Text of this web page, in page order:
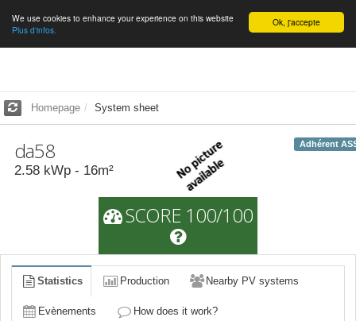
English Ok, j'accepte
We use cookies to enhance your experience on this website
Plus d'infos.
Homepage System sheet
da58
2.58 kWp - 16m²
Adhérent
SCORE 100/100
Statistics Production Nearby PV systems
Evènements How does it work?